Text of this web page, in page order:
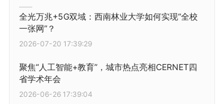
全光万兆+5G双域：西南林业大学如何实现“全校
一张网”？
2026-07-20 17:39:29
聚焦“人工智能+教育”，城市热点亮相CERNET四
省学术年会
2026-06-26 17:39:04